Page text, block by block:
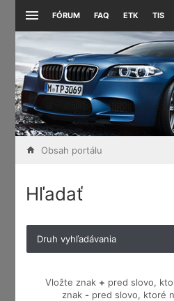
FÓRUM FAQ ETK TIS
Obsah portálu
Hľadať
Druh vyhľadávania
Vložte znak + pred slovo,
znak - pred slovo, ktoré